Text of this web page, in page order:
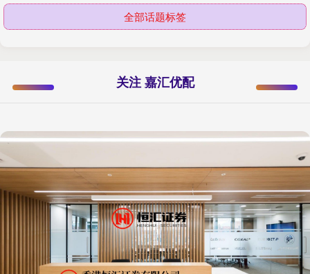
全部话题标签
关注 嘉汇优配